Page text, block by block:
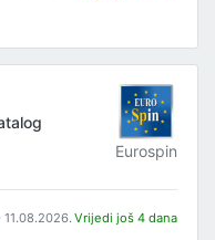
Eurospin
Vrijedi još 4 dana